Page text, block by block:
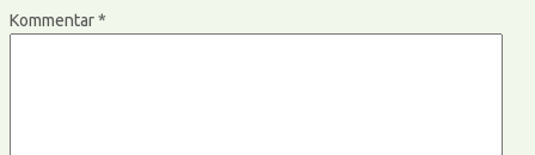
Kommentar*